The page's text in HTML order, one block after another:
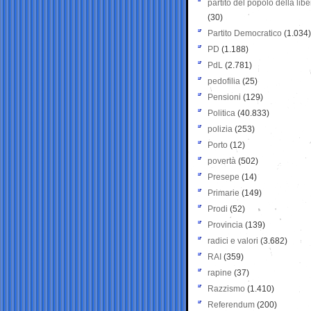
partito del popolo della
(30)
Partito Democratico (1.034)
PD (1.188)
PdL (2.781)
pedofilia (25)
Pensioni (129)
Politica (40.833)
polizia (253)
Porto (12)
povertà (502)
Presepe (14)
Primarie (149)
Prodi (52)
Provincia (139)
radici e valori (3.682)
RAI (359)
rapine (37)
Razzismo (1.410)
Referendum (200)